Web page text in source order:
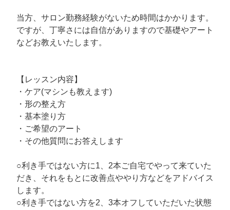
当方、サロン勤務経験がないため時間はかかります。
ですが、丁寧さには自信がありますので基礎やアート
などお教えいたします。
【レッスン内容】
・ケア(マシンも教えます)
・形の整え方
・基本塗り方
・ご希望のアート
・その他質問にお答えします
○利き手ではない方に1、2本ご自宅でやって来ていた
だき、それをもとに改善点ややり方などをアドバイス
します。
○利き手ではない方を2、3本オフしていただいた状態